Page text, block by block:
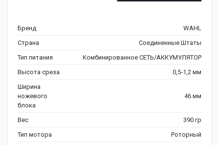
Бренд
WAHL
Страна
Соединенные Штаты
Тип питания
Комбинированное СЕТЬ/АККУМУЛЯТОР
Высота среза
0,5-1,2 мм
Ширина
ножевого
блока
46 мм
Вес
390 гр
Тип мотора
Роторный